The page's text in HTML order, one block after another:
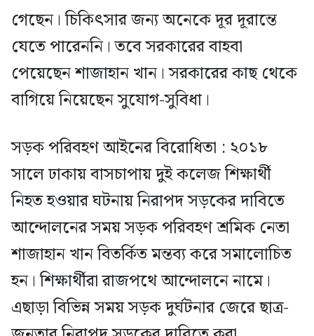
গেছেন। চিকিৎসার জন্য অনেকে দূর দূরান্তে
যেতে পারেননি। তবে সরকারের বাহবা
পেয়েছেন শাজাহান খান। সরকারের কাছ থেকে
বাগিয়ে নিয়েছেন সুযোগ-সুবিধা।
সড়ক পরিবহণ আইনের বিরোধিতা : ২০১৮
সালে ঢাকায় বাসচাপায় দুই কলেজ শিক্ষার্থী
নিহত হওয়ার ঘটনায় নিরাপদ সড়কের দাবিতে
আন্দোলনের সময় সড়ক পরিবহণ শ্রমিক নেতা
শাজাহান খান বিতর্কিত মন্তব্য করে সমালোচিত
হন। শিক্ষার্থীরা রাজপথে আন্দোলনে নামে।
এছাড়া বিভিন্ন সময় সড়ক দুর্ঘটনার জেরে ছাত্র-